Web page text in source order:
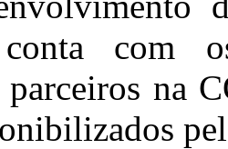
com
na